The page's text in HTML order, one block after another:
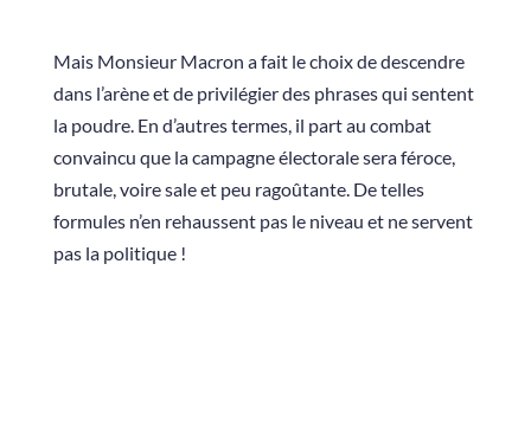
Mais Monsieur Macron a fait le choix de descendre
dans l’arène et de privilégier des phrases qui sentent
la poudre. En d’autres termes, il part au combat
convaincu que la campagne électorale sera féroce,
brutale, voire sale et peu ragoûtante. De telles
formules n’en rehaussent pas le niveau et ne servent
pas la politique !